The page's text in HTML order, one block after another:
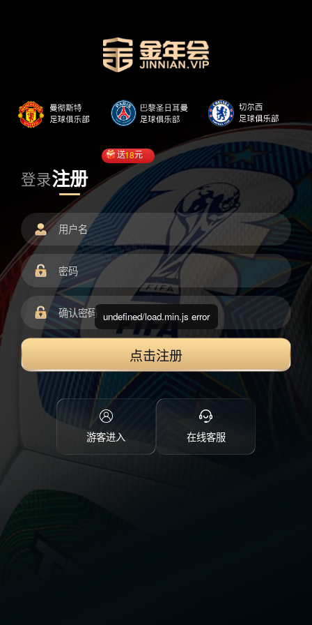
登录注册
送18元
点击注册
游客进入 在线客服
undefined/load.min.js error